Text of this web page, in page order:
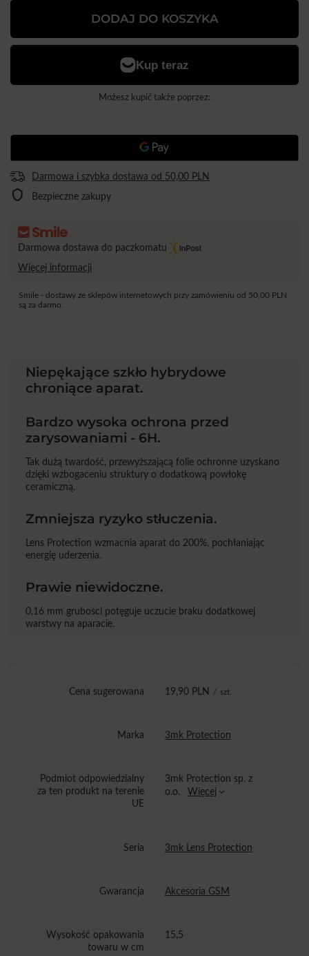
DODAJ DO KOSZYKA
Możesz kupić także poprzez:
Darmowa i szybka dostawa od 50,00 PLN
Bezpieczne zakupy
Darmowa dostawa do paczkomatu
Więcej informacji
Smile - dostawy ze sklepów internetowych przy zamówieniu od 50,00 PLN
są za darmo.
Niepękające szkło hybrydowe
chroniące aparat.
Bardzo wysoka ochrona przed
zarysowaniami - 6H.
Tak dużą twardość, przewyższającą folie ochronne uzyskano
dzięki wzbogaceniu struktury o dodatkową powłokę
ceramiczną.
Zmniejsza ryzyko stłuczenia.
Lens Protection wzmacnia aparat do 200%, pochłaniając
energię uderzenia.
Prawie niewidoczne.
0,16 mm grubości potęguje uczucie braku dodatkowej
warstwy na aparacie.
Cena sugerowana 19,90 PLN / szt.
Marka 3mk Protection
Podmiot odpowiedzialny
za ten produkt na terenie
UE
3mk Protection sp. z
o.o.
Więcej
Seria 3mk Lens Protection
Gwarancja Akcesoria GSM
Wysokość opakowania
towaru w cm
15,5